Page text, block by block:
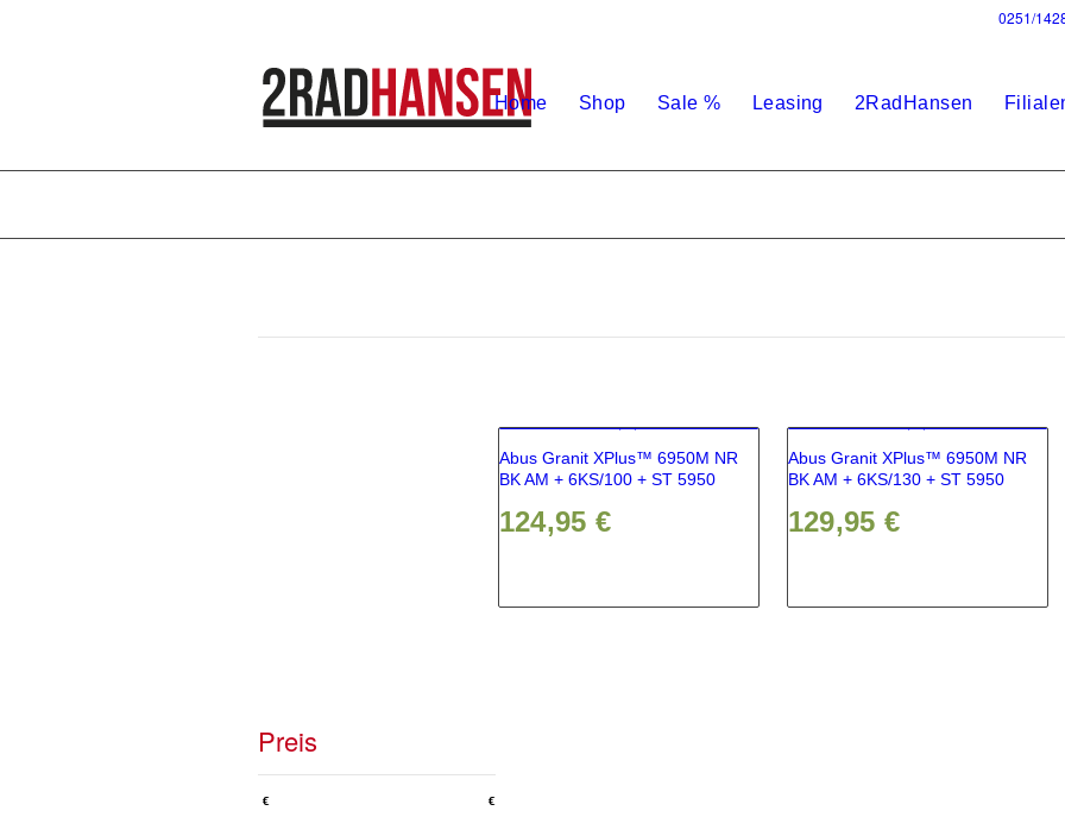
0251/
Home Shop Sale % Leasing 2RadHansen
Abus Granit XPlus™ 6950M NR
BK AM + 6KS/100 + ST 5950
124,95€
Abus Granit XPlus™ 6950M NR
BK AM + 6KS/130 + ST 5950
129,95€
Preis
€ €